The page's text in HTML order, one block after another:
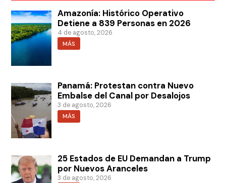
Amazonía: Histórico Operativo
Detiene a 839 Personas en 2026
4 de agosto, 2026
MÁS
Panamá: Protestan contra Nuevo
Embalse del Canal por Desalojos
3 de agosto, 2026
MÁS
25 Estados de EU Demandan a Trump
por Nuevos Aranceles
3 de agosto, 2026